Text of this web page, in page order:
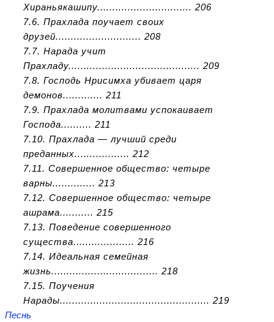
Хираньякашипу............................... 206
7.6. Прахлада поучает своих
друзей............................ 208
7.7. Нарада учит
Прахладу........................................... 209
7.8. Господь Нрисимха убивает царя
демонов............. 211
7.9. Прахлада молитвами успокаивает
Господа.......... 211
7.10. Прахлада — лучший среди
преданных.................. 212
7.11. Совершенное общество: четыре
варны.............. 213
7.12. Совершенное общество: четыре
ашрама........... 215
7.13. Поведение совершенного
существа.................... 216
7.14. Идеальная семейная
жизнь................................... 218
7.15. Поучения
Нарады................................................. 219
Песнь